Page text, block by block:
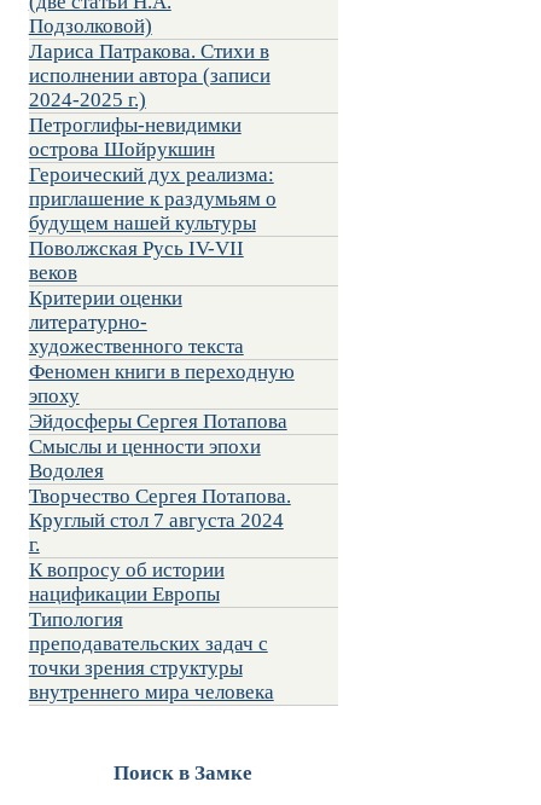
Подзолковой)
Лариса Патракова. Стихи в
исполнении автора (записи
2024-2025 г.)
Петроглифы-невидимки
острова Шойрукшин
Героический дух реализма:
приглашение к раздумьям о
будущем нашей культуры
Поволжская Русь IV-VII
веков
Критерии оценки
литературно-
художественного текста
Феномен книги в переходную
эпоху
Эйдосферы Сергея Потапова
Смыслы и ценности эпохи
Водолея
Творчество Сергея Потапова.
Круглый стол 7 августа 2024
г.
К вопросу об истории
нацификации Европы
Типология
преподавательских задач с
точки зрения структуры
внутреннего мира человека
Поиск в Замке